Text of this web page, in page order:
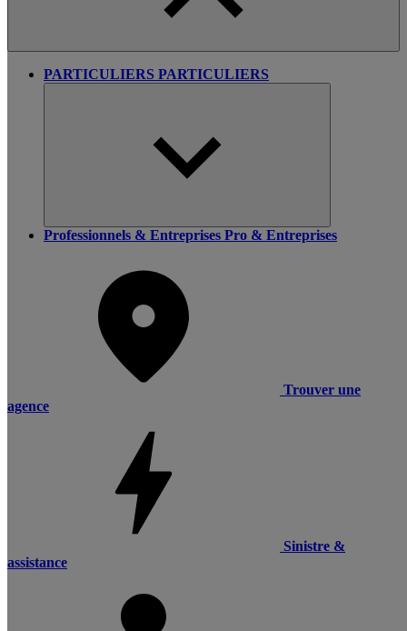
PARTICULIERS PARTICULIERS
Professionnels & Entreprises Pro & Entreprises
Trouver une
agence
Sinistre &
assistance